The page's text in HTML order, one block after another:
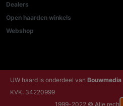
Dealers
Open haarden winkels
Webshop
UW haard is onderdeel van Bouwmedia
KVK: 34220999
1999-2022 © Alle